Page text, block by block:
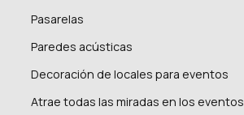
Pasarelas
Paredes acústicas
Decoración de locales para eventos
Atrae todas las miradas en los eventos